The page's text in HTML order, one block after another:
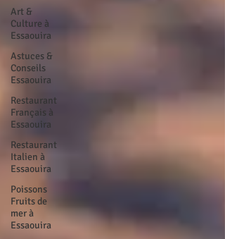
Art &
Culture à
Essaouira
Astuces &
Conseils
Essaouira
Restaurant
Français à
Essaouira
Restaurant
Italien à
Essaouira
Poissons
Fruits de
mer à
Essaouira